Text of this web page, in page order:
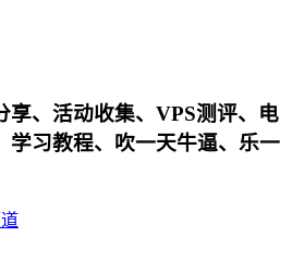
享、活动收集、VPS测评、电
学习教程、吹一天牛逼、乐一